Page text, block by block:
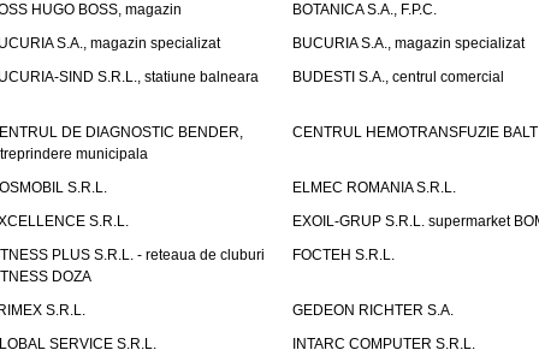
HUGO BOSS, magazin
BOTANICA S.A., F.P.C.
S.A., magazin specializat
BUCURIA S.A., magazin specializat
SIND S.R.L., statiune balneara
BUDESTI S.A., centrul comercial
DE DIAGNOSTIC BENDER,
municipala
CENTRUL HEMOTRANSFUZIE
S.R.L.
ELMEC ROMANIA S.R.L.
S.R.L.
EXOIL-GRUP S.R.L. supermarket
PLUS S.R.L. - reteaua de cluburi
DOZA
FOCTEH S.R.L.
S.R.L.
GEDEON RICHTER S.A.
SERVICE S.R.L.
INTARC COMPUTER S.R.L.